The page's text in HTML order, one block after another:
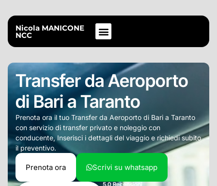
Nicola MANICONE
NCC
Transfer da Aeroporto
di Bari a Taranto
Prenota ora il tuo Transfer da Aeroporto di Bari a Taranto
con servizio di transfer privato e noleggio con
conducente, Inserisci i dettagli del viaggio e richiedi subito
il preventivo.
Prenota ora Scrivi su whatsapp
5.0 Recensioni